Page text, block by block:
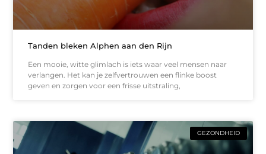
Tanden bleken Alphen aan den Rijn
Een mooie, witte glimlach is iets waar veel mensen naar
verlangen. Het kan je zelfvertrouwen een flinke boost
geven en zorgen voor een frisse uitstraling,
GEZONDHEID